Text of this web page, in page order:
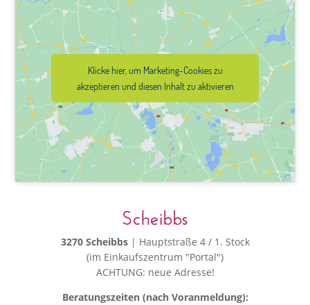
Klicke hier, um Marketing-Cookies zu
akzeptieren und diesen Inhalt zu aktivieren
Scheibbs
3270 Scheibbs | Hauptstraße 4 / 1. Stock
(im Einkaufszentrum "Portal")
ACHTUNG: neue Adresse!
Beratungszeiten (nach Voranmeldung):